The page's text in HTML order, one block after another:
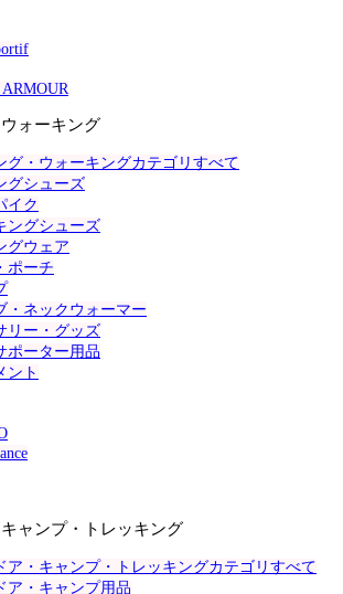
ォーキング
グ・ウォーキングカテゴリすべて
グシューズ
イク
ングシューズ
グウェア
ポーチ
・ネックウォーマー
リー・グッズ
ポーター用品
ント
ャンプ・トレッキング
ア・キャンプ・トレッキングカテゴリすべて
ア・キャンプ用品